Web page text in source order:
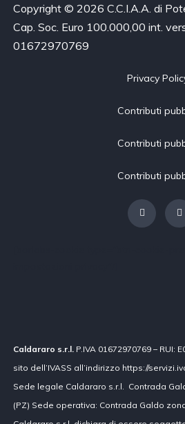
Copyright © 2026 C.C.I.A.A. di
Cap. Soc. Euro 100.000,00 int.
01672970769
Privacy
Contributi
Contributi
Contributi
Caldararo s.r.l. P.IVA 01672970769 – RUI:
sito dell’IVASS all’indirizzo https://
Sede legale Caldararo s.r.l. Contrada
(PZ) Sede operativa: Contrada Galdo